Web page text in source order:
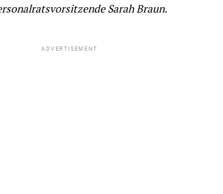
Sarah Braun.
ADVERTISEMENT